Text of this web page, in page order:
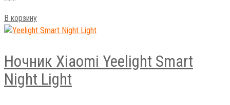
В корзину
Ночник Xiaomi Yeelight Smart
Night Light